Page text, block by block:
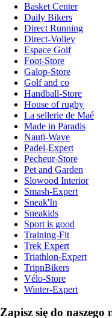
Basket Center
Daily Bikers
Direct Running
Direct-Volley
Espace Golf
Foot-Store
Galop-Store
Golf and co
Handball-Store
House of rugby
La sellerie de Maé
Made in Paradis
Nauti-Wave
Padel-Expert
Pecheur-Store
Pet and Garden
Slowood Interior
Smash-Expert
Sneak'In
Sneakids
Sport is good
Training-Fit
Trek Expert
Triathlon-Expert
TripnBikers
Vélo-Store
Winter-Expert
Zapisz się do naszego